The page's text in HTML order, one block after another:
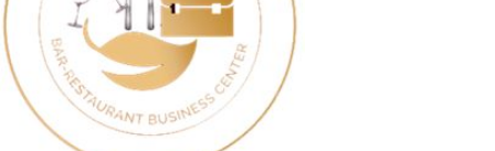
Previous Next